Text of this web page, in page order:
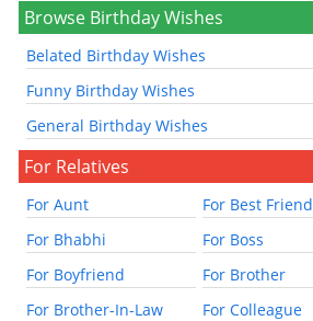
Browse Birthday Wishes
Belated Birthday Wishes
Funny Birthday Wishes
General Birthday Wishes
For Relatives
For Aunt
For Best Friend
For Bhabhi
For Boss
For Boyfriend
For Brother
For Brother-In-Law
For Colleague